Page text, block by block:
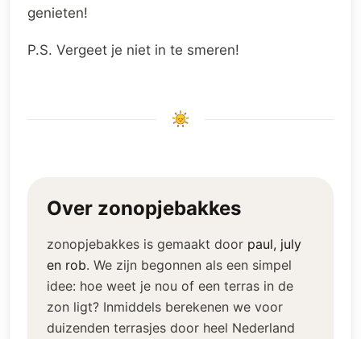
genieten!
P.S. Vergeet je niet in te smeren!
Over zonopjebakkes
zonopjebakkes is gemaakt door paul, july
en rob. We zijn begonnen als een simpel
idee: hoe weet je nou of een terras in de
zon ligt? Inmiddels berekenen we voor
duizenden terrasjes door heel Nederland